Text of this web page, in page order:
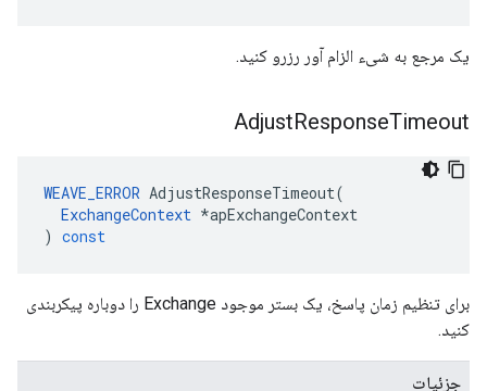
یک مرجع به شیء الزام آور رزرو کنید.
AdjustResponseTimeout
WEAVE_ERROR AdjustResponseTimeout(
ExchangeContext *apExchangeContext
) const
برای تنظیم زمان پاسخ، یک بستر موجود Exchange را دوباره پیکربندی
کنید.
جزئیات